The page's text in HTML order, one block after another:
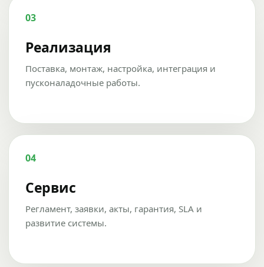
03
Реализация
Поставка, монтаж, настройка, интеграция и
пусконаладочные работы.
04
Сервис
Регламент, заявки, акты, гарантия, SLA и
развитие системы.